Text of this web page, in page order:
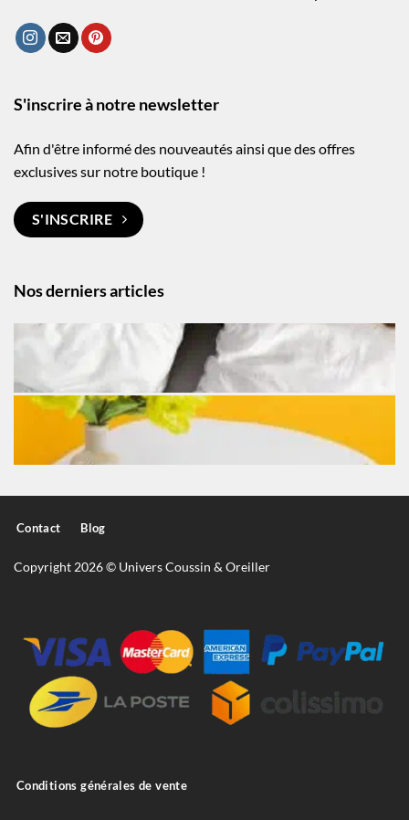
Nos derniers articles
S'inscrire à notre newsletter
Afin d'être informé des nouveautés ainsi que des offres
exclusives sur notre boutique !
S'INSCRIRE
Contact Blog
Copyright 2026 © Univers Coussin & Oreiller
Conditions générales de vente